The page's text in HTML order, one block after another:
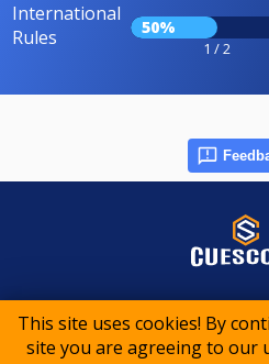
This site uses cookies! By
site you are agreeing to our
International
Rules
50%
1 / 2
© 2015-2026